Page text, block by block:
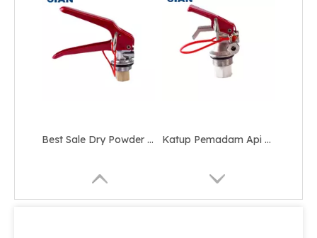
Katup Pemadam Api Dengan Persetujuan CE Katup Aman Kebakaran Bubuk Kering Katup Aluminium Alloy Pemadam Kebakaran Katup Paduan Tembaga Kuningan Berkualitas Tinggi Untuk Pemadam Api Serbuk Kering